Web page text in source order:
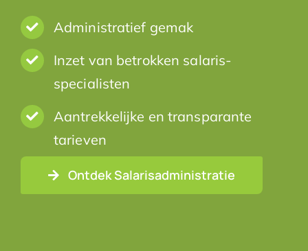
Administratief gemak
Inzet van betrokken salaris-
specialisten
Aantrekkelijke en transparante
tarieven
Ontdek Salarisadministratie